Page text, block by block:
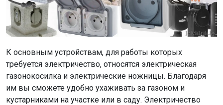
К основным устройствам, для работы которых
требуется электричество, относятся электрическая
газонокосилка и электрические ножницы. Благодаря
им вы сможете удобно ухаживать за газоном и
кустарниками на участке или в саду. Электричество